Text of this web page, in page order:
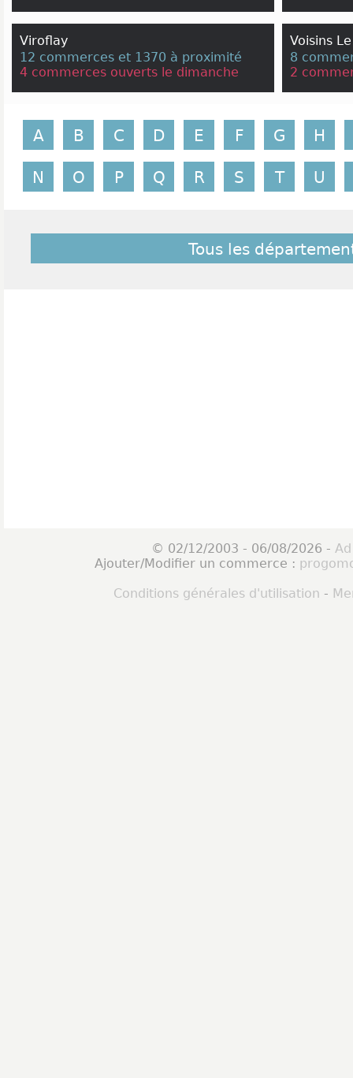
Viroflay
12 commerces et 1370 à proximité
4 commerces ouverts le dimanche
Voisins
8
2
A B C D E F G H
N O P Q R S T U
Tous les
© 02/12/2003 - 06/08/2026 -
Ajouter/Modifier un commerce :
Conditions générales d'utilisation -